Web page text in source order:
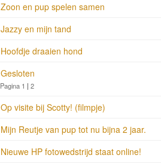
Zoon en pup spelen samen
Jazzy en mijn tand
Hoofdje draaien hond
Gesloten
Pagina 1 | 2
Op visite bij Scotty! (filmpje)
Mijn Reutje van pup tot nu bijna 2 jaar.
Nieuwe HP fotowedstrijd staat online!